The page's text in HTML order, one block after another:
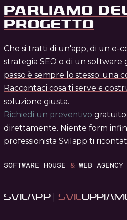
PARLIAMO
PROGETTO
Che si tratti di un'app, di un e-
strategia SEO o di un software
passo è sempre lo stesso: una
Raccontaci cosa ti serve e
soluzione giusta.
Richiedi un preventivo gratuito
direttamente. Niente form
professionista Svilapp ti
SOFTWARE HOUSE & WEB AGENCY
SVILAPP | SVIL